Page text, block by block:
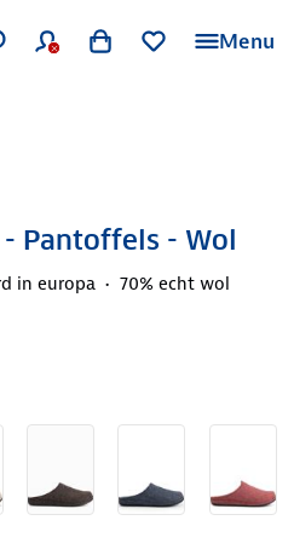
Menu
- Pantoffels - Wol
in europa 70% echt wol